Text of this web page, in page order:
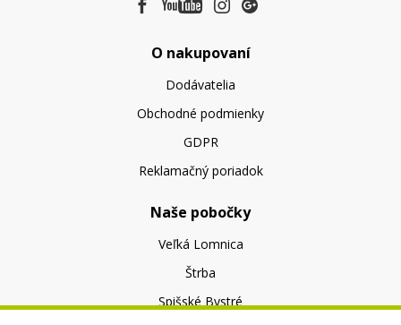
O nakupovaní
Dodávatelia
Obchodné podmienky
GDPR
Reklamačný poriadok
Naše pobočky
Veľká Lomnica
Štrba
Spišské Bystré